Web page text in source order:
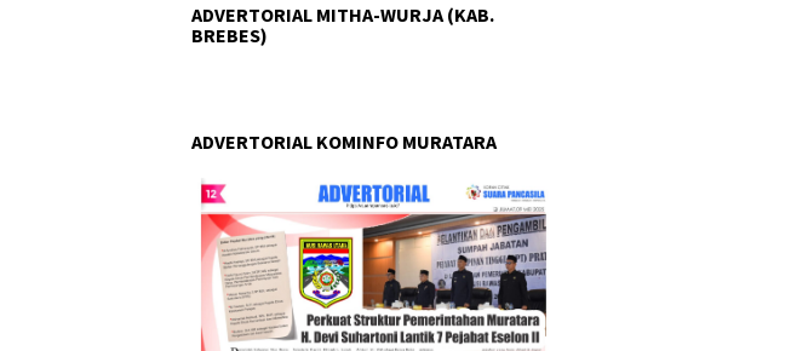
ADVERTORIAL MITHA-WURJA (KAB.
BREBES)
ADVERTORIAL KOMINFO MURATARA